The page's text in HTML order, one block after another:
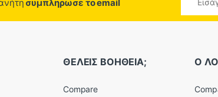
συμπληρωσε το email
ΘΕΛΕΙΣ ΒΟΗΘΕΙΑ;
Compare
Ο